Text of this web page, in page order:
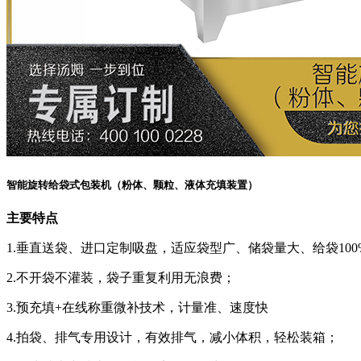
智能旋转给袋式包装机（粉体、颗粒、液体充填装置）
主要特点
1.垂直送袋、进口定制吸盘，适应袋型广、储袋量大、给袋
2.不开袋不灌装，袋子重复利用无浪费；
3.预充填+在线称重微补技术，计量准、速度快
4.拍袋、排气专用设计，有效排气，减小体积，轻松装箱；